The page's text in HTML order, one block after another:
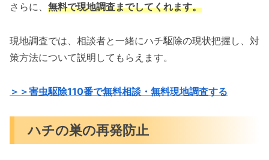
さらに、 無料で現地調査までしてくれます。
現地調査では、相談者と一緒にハチ駆除の現状把握し、対
策方法について説明してもらえます。
＞＞害虫駆除110番で無料相談・無料現地調査する
ハチの巣の再発防止